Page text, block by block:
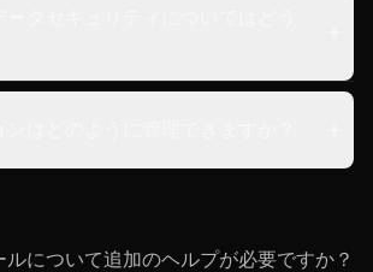
について追加のヘルプが必要ですか？